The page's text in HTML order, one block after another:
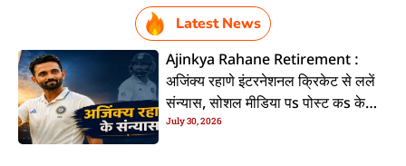
Latest News
Ajinkya Rahane Retirement :
अजिंक्य रहाणे इंटरनेशनल क्रिकेट से ललें
संन्यास, सोशल मीडिया पs पोस्ट कs के
कइलें एलान
July 30, 2026